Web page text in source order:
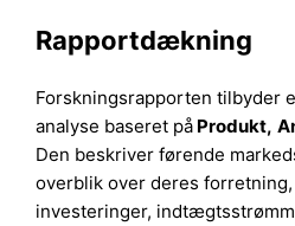
Rapportdækning
Forskningsrapporten tilbyder
analyse baseret på Produkt,
Den beskriver førende
overblik over deres
investeringer,